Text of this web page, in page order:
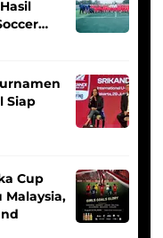
Siap
Cup
Malaysia,